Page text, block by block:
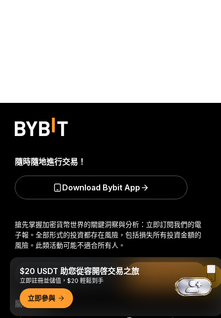
搶先掌握加密貨幣世界的關鍵洞察與分析：立即訂閱我們的電
子報。 全部形式的投資都存在風險，包括損失所有投資金額的
風險。此類活動可能不適合所有人。
關注我們
隨時隨地進行交易！
Download Bybit App
$20 USDT 助您從容開啓交易之旅
立即註冊並儲值，$20 輕鬆到手
立即參與
在 Bybit App 中閱讀